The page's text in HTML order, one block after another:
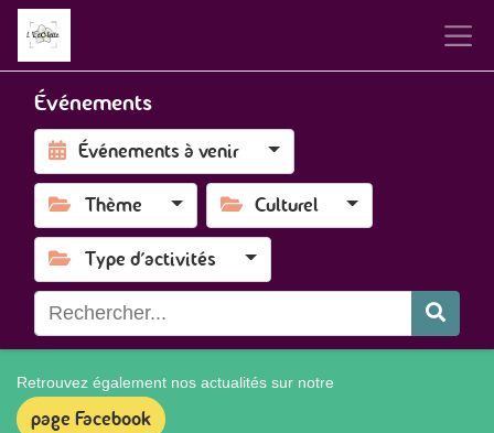
Événements
Événements à venir
Thème Culturel
Type d'activités
Retrouvez également nos actualités sur notre
page Facebook